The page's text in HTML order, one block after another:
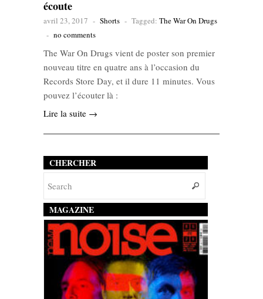
écoute
avril 23, 2017 - Shorts - Tagged: The War On Drugs
- no comments
The War On Drugs vient de poster son premier
nouveau titre en quatre ans à l’occasion du
Records Store Day, et il dure 11 minutes. Vous
pouvez l’écouter là :
Lire la suite →
CHERCHER
MAGAZINE